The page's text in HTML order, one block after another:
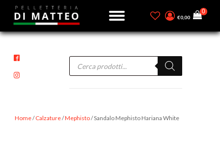
€0,00
Products
Home/Calzature/Mephisto/ Sandalo Mephisto Hariana White